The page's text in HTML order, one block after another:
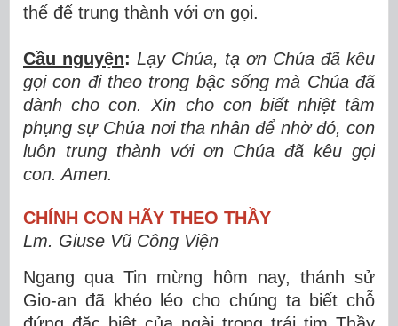
thế để trung thành với ơn gọi.
Cầu nguyện: Lạy Chúa, tạ ơn Chúa đã kêu
gọi con đi theo trong bậc sống mà Chúa đã
dành cho con. Xin cho con biết nhiệt tâm
phụng sự Chúa nơi tha nhân để nhờ đó, con
luôn trung thành với ơn Chúa đã kêu gọi
con. Amen.
CHÍNH CON HÃY THEO THẦY
Lm. Giuse Vũ Công Viện
Ngang qua Tin mừng hôm nay, thánh sử
Gio-an đã khéo léo cho chúng ta biết chỗ